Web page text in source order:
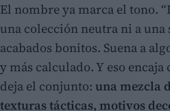
El nombre ya marca el tono.
una colección neutra ni a una
acabados bonitos. Suena a
y más calculado. Y eso encaja
deja el conjunto: una mezcla
texturas tácticas, motivos